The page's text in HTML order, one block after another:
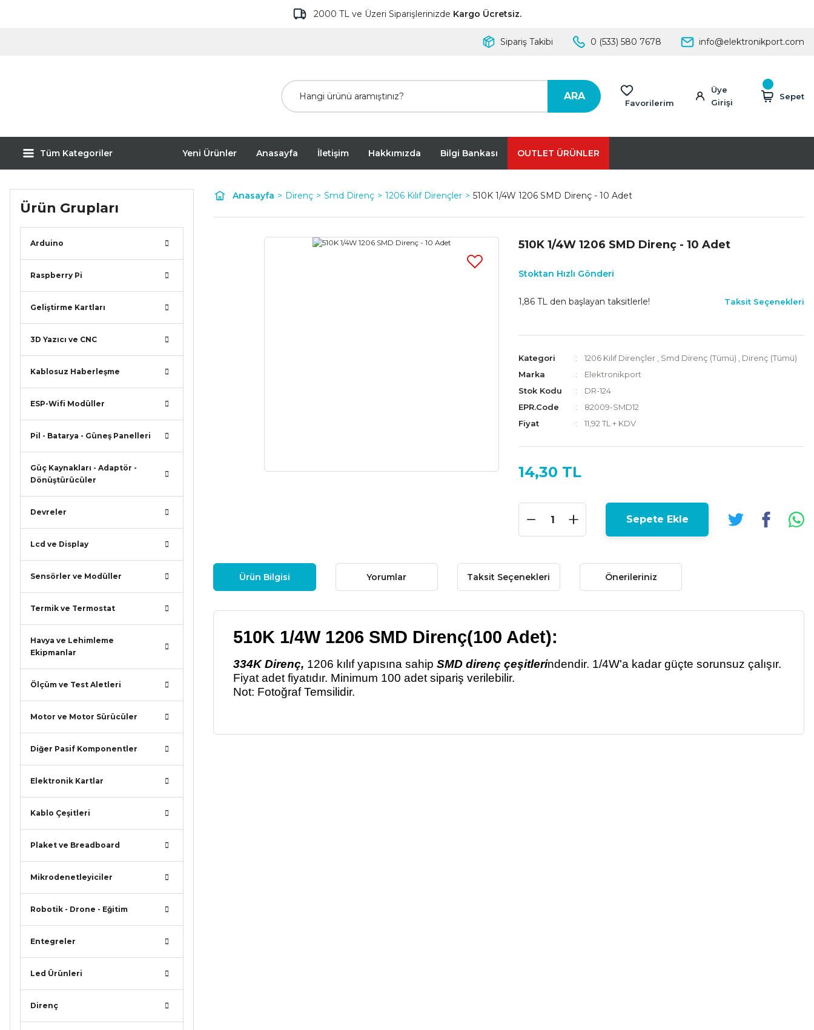
2000 TL ve Üzeri Siparişlerinizde Kargo Ücretsiz.
Sipariş Takibi 0 (533) 580 7678 info@elektronikport.com
ARA
Favorilerim
Üye
Girişi
Sepet
Tüm Kategoriler Yeni Ürünler Anasayfa İletişim Hakkımızda Bilgi Bankası OUTLET ÜRÜNLER
Ürün Grupları
Arduino
Raspberry Pi
Geliştirme Kartları
3D Yazıcı ve CNC
Kablosuz Haberleşme
ESP-Wifi Modüller
Pil - Batarya - Güneş Panelleri
Güç Kaynakları - Adaptör -
Dönüştürücüler
Devreler
Lcd ve Display
Sensörler ve Modüller
Termik ve Termostat
Havya ve Lehimleme
Ekipmanlar
Ölçüm ve Test Aletleri
Motor ve Motor Sürücüler
Diğer Pasif Komponentler
Elektronik Kartlar
Kablo Çeşitleri
Plaket ve Breadboard
Mikrodenetleyiciler
Robotik - Drone - Eğitim
Entegreler
Led Ürünleri
Direnç
Anasayfa Direnç Smd Direnç 1206 Kılıf Dirençler 510K 1/4W 1206 SMD Direnç - 10 Adet
510K 1/4W 1206 SMD Direnç - 10 Adet
Stoktan Hızlı Gönderi
1,86 TL den başlayan taksitlerle! Taksit Seçenekleri
Kategori 1206 Kılıf Dirençler Smd Direnç (Tümü)
Direnç (Tümü)
Marka
Elektronikport
Stok Kodu
DR-124
EPR.Code
82009-SMD12
Fiyat
11,92 TL + KDV
14,30 TL
Sepete Ekle
Ürün Bilgisi Yorumlar Taksit Seçenekleri Önerileriniz
510K 1/4W 1206 SMD Direnç(100 Adet):
334K Direnç, 1206 kılıf yapısına sahip SMD direnç çeşitlerindendir. 1/4W'a kadar güçte sorunsuz çalışır.
Fiyat adet fiyatıdır. Minimum 100 adet sipariş verilebilir.
Not: Fotoğraf Temsilidir.